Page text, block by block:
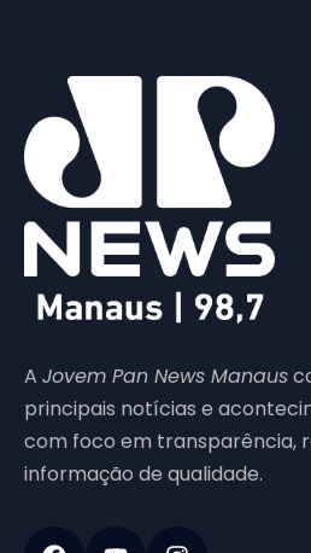
A Jovem Pan News Manaus
principais notícias e
com foco em transparência,
informação de qualidade.